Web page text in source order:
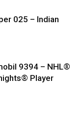
025 – Indian
9394 – NHL®
Player